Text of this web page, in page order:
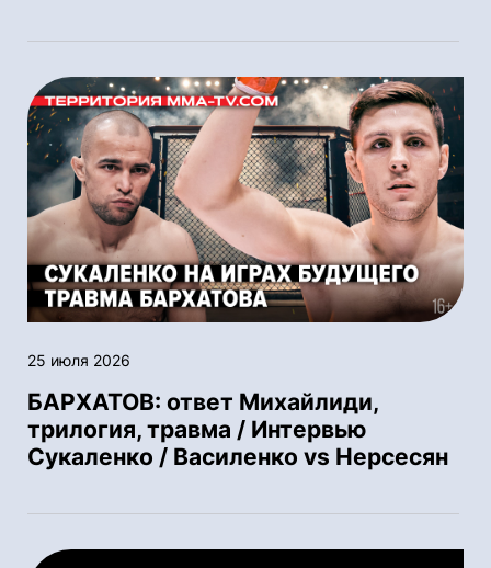
25 июля 2026
БАРХАТОВ: ответ Михайлиди,
трилогия, травма / Интервью
Сукаленко / Василенко vs Нерсесян